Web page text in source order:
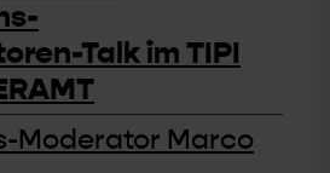
Talk im TIPI
Moderator Marco